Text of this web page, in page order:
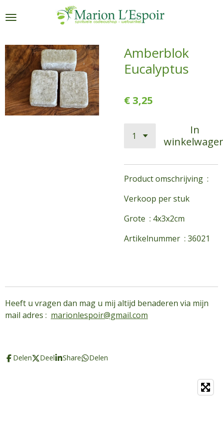
direct
de
hoofdinhoud
Amberblok
Eucalyptus
€ 3,25
In
Product omschrijving :
Verkoop per stuk
Grote : 4x3x2cm
Artikelnummer : 36021
Heeft u vragen dan mag u mij altijd benaderen via mijn
mail adres : marionlespoir@gmail.com
Delen Deel Share Delen